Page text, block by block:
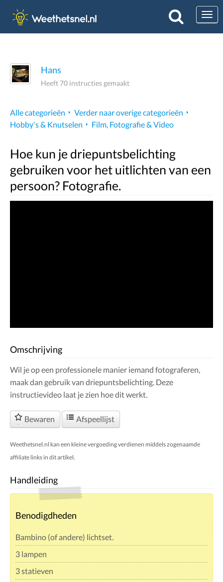
Hans
Heeft 70 instructies gemaakt
Alle categorieën
Verder naar overige categorieën
Hobby's & Knutselen
Film, Fotografie & Video
Hoe kun je driepuntsbelichting
gebruiken voor het uitlichten van een
persoon? Fotografie.
Omschrijving
Wil je op een professionele manier iemand fotograferen,
maak dan gebruik van driepuntsbelichting. Deze
instructievideo laat je zien hoe dit werkt.
Bewaren Afspeellijst
Weethetsnel.nl kan een kleine vergoeding verdienen middels zogenaamde
affiliate links in dit artikel.
Handleiding
Benodigdheden
Bambino (of andere) lichtset.
3 lampen
3 statieven